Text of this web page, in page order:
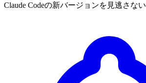
Claude Codeの新バージョンを見逃さない